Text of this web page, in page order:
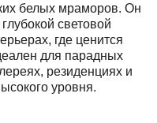
белых мраморов. Он
световой
где ценится
для парадных
резиденциях и
уровня.